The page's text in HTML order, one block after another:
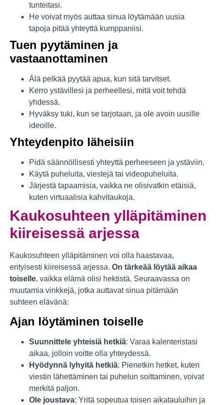
tunteitasi.
He voivat myös auttaa sinua löytämään uusia
tapoja pitää yhteyttä kumppaniisi.
Tuen pyytäminen ja
vastaanottaminen
Älä pelkää pyytää apua, kun sitä tarvitset.
Kerro ystävillesi ja perheellesi, mitä voit tehdä
yhdessä.
Hyväksy tuki, kun se tarjotaan, ja ole avoin uusille
ideoille.
Yhteydenpito läheisiin
Pidä säännöllisesti yhteyttä perheeseen ja ystäviin.
Käytä puheluita, viestejä tai videopuheluita.
Järjestä tapaamisia, vaikka ne olisivatkin etäisiä,
kuten virtuaalisia kahvitaukoja.
Kaukosuhteen ylläpitäminen
kiireisessä arjessa
Kaukosuhteen ylläpitäminen voi olla haastavaa,
erityisesti kiireisessä arjessa. On tärkeää löytää aikaa
toiselle, vaikka elämä olisi hektistä. Seuraavassa on
muutamia vinkkejä, jotka auttavat sinua pitämään
suhteen elävänä:
Ajan löytäminen toiselle
Suunnittele yhteisiä hetkiä: Varaa kalenteristasi
aikaa, jolloin voitte olla yhteydessä.
Hyödynnä lyhyitä hetkiä: Pienetkin hetket, kuten
viestin lähettäminen tai puhelun soittaminen, voivat
merkitä paljon.
Ole joustava: Yritä sopeutua toisen aikatauluihin ja